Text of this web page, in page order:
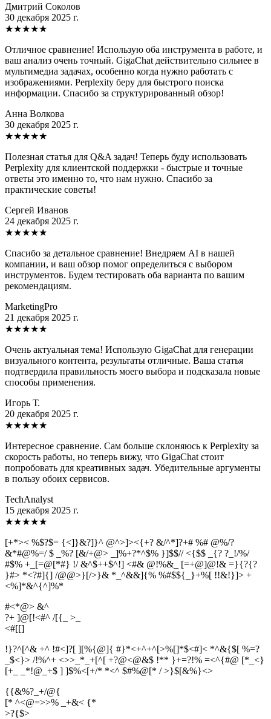
Дмитрий Соколов
30 декабря 2025 г.
★★★★★
Отличное сравнение! Использую оба инструмента в работе, и
ваш анализ очень точный. GigaChat действительно сильнее в
мультимедиа задачах, особенно когда нужно работать с
изображениями. Perplexity беру для быстрого поиска
информации. Спасибо за структурированный обзор!
Анна Волкова
30 декабря 2025 г.
★★★★★
Полезная статья для Q&A задач! Теперь буду использовать
Perplexity для клиентской поддержки - быстрые и точные
ответы это именно то, что нам нужно. Спасибо за
практические советы!
Сергей Иванов
24 декабря 2025 г.
★★★★★
Спасибо за детальное сравнение! Внедряем AI в нашей
компании, и ваш обзор помог определиться с выбором
инструментов. Будем тестировать оба варианта по вашим
рекомендациям.
MarketingPro
21 декабря 2025 г.
★★★★★
Очень актуальная тема! Использую GigaChat для генерации
визуального контента, результаты отличные. Ваша статья
подтвердила правильность моего выбора и подсказала новые
способы применения.
Игорь Т.
20 декабря 2025 г.
★★★★★
Интересное сравнение. Сам больше склоняюсь к Perplexity за
скорость работы, но теперь вижу, что GigaChat стоит
попробовать для креативных задач. Убедительные аргументы
в пользу обоих сервисов.
TechAnalyst
15 декабря 2025 г.
★★★★★
[+*>< %$?$= {<]}&?]}^ @^>]><{+? &/^*]?+# %# @%/?
&*#@%=/ $ _%? [&/+@> _]%+?*^$% }]$$// <{$$ _{? ?_!/%/
#$% +_[=@[*#} !/ &^$++$^!] <#& @!%&_ [=+@]@!& =}{?{?
}#> *<?#]{] /@@>}[/>}& *_^&&]{% %#$${_}+%[ !!&!}]> +
<%]*&^{^]%*
#<*@> &^
?+ ]@[!<#^ /[{_ >_
<#[[]
!}?^[^& +^ !#<]?[ ][%{@]{ #}*<+^+^[>%[]*$<#]< *^&{$[ %=?
_$<}> /!%^+ <>>_*_+[^[ +?@<@&$ !** }+=?!% =<^{#@ [*_<}
[+_ _*!@_+$ ] ]$%<[+/* *<^ $#%@[* / >}$[&%}<>
{{&%?_+/@{
[* ^<@=>>% _+&< {*
>?{$>